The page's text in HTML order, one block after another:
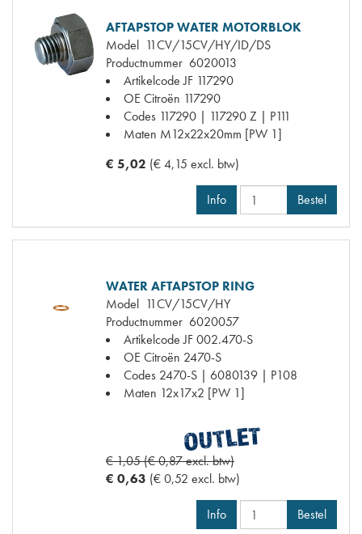
AFTAPSTOP WATER MOTORBLOK
Model 11CV/15CV/HY/ID/DS
Productnummer 6020013
Artikelcode JF 117290
OE Citroën 117290
Codes 117290 | 117290 Z | P111
Maten M12x22x20mm [PW 1]
€ 5,02 (€ 4,15 excl. btw)
Info Bestel
WATER AFTAPSTOP RING
Model 11CV/15CV/HY
Productnummer 6020057
Artikelcode JF002.470-S
OE Citroën 2470-S
Codes 2470-S | 6080139 | P108
Maten 12x17x2 [PW 1]
€ 1,05 (€ 0,87 excl. btw)
€ 0,63 (€ 0,52 excl. btw)
Info Bestel